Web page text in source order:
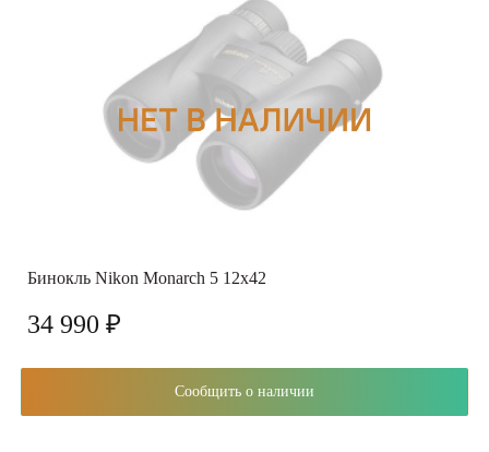
Бинокль Nikon Monarch 5 12x42
34 990 ₽
Сообщить о наличии